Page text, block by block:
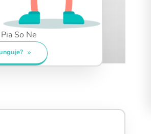
Pia So Ne
denný tréning?